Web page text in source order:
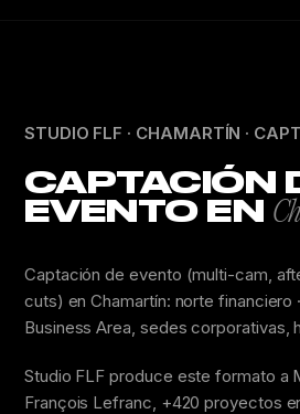
STUDIO FLF · CHAMARTÍN ·
CAPTACIÓN
EVENTO EN
Captación de evento (multi-cam,
cuts) en Chamartín: norte financiero
Business Area, sedes corporativas,
Studio FLF produce este formato a
François Lefranc, +420 proyectos